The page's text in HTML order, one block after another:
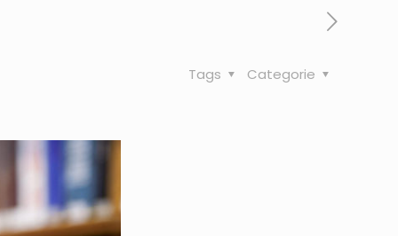
Categorie
Tags